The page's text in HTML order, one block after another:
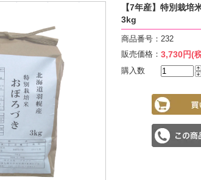
【7年産】特別栽培
3kg
商品番号： 232
販売価格： 3,730円(
購入数